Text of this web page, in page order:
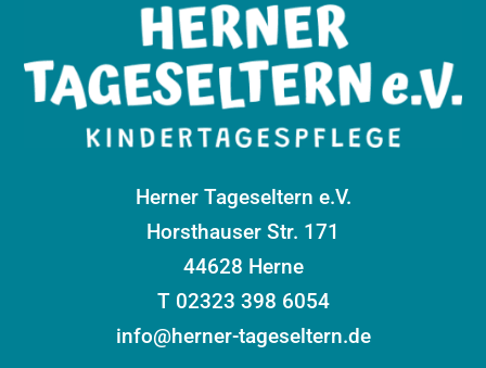
Herner Tageseltern e.V.
Horsthauser Str. 171
44628 Herne
T 02323 398 6054
info@herner-tageseltern.de